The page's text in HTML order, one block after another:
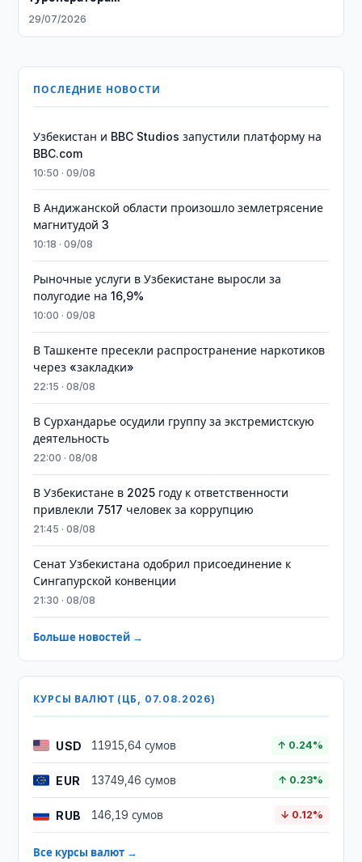
29/07/2026
ПОСЛЕДНИЕ НОВОСТИ
Узбекистан и BBC Studios запустили платформу на
BBC.com
10:50 · 09/08
В Андижанской области произошло землетрясение
магнитудой 3
10:18 · 09/08
Рыночные услуги в Узбекистане выросли за
полугодие на 16,9%
10:00 · 09/08
В Ташкенте пресекли распространение наркотиков
через «закладки»
22:15 · 08/08
В Сурхандарье осудили группу за экстремистскую
деятельность
22:00 · 08/08
В Узбекистане в 2025 году к ответственности
привлекли 7517 человек за коррупцию
21:45 · 08/08
Сенат Узбекистана одобрил присоединение к
Сингапурской конвенции
21:30 · 08/08
Больше новостей →
КУРСЫ ВАЛЮТ (ЦБ, 07.08.2026)
USD 11915,64 сумов ↑ 0.24%
EUR 13749,46 сумов ↑ 0.23%
RUB 146,19 сумов ↓ 0.12%
Все курсы валют →